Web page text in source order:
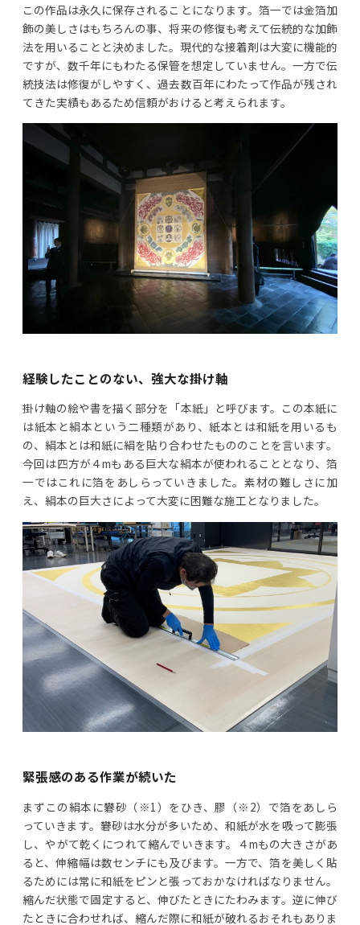
この作品は永久に保存されることになります。箔一では金箔加
飾の美しさはもちろんの事、将来の修復も考えて伝統的な加飾
法を用いることと決めました。現代的な接着剤は大変に機能的
ですが、数千年にもわたる保管を想定していません。一方で伝
統技法は修復がしやすく、過去数百年にわたって作品が残され
てきた実績もあるため信頼がおけると考えられます。
経験したことのない、強大な掛け軸
掛け軸の絵や書を描く部分を「本紙」と呼びます。この本紙に
は紙本と絹本という二種類があり、紙本とは和紙を用いるも
の、絹本とは和紙に絹を貼り合わせたもののことを言います。
今回は四方が４mもある巨大な絹本が使われることとなり、箔
一ではこれに箔をあしらっていきました。素材の難しさに加
え、絹本の巨大さによって大変に困難な施工となりました。
緊張感のある作業が続いた
まずこの絹本に礬砂（※1）をひき、膠（※2）で箔をあしら
っていきます。礬砂は水分が多いため、和紙が水を吸って膨張
し、やがて乾くにつれて縮んでいきます。４mもの大きさがあ
ると、伸縮幅は数センチにも及びます。一方で、箔を美しく貼
るためには常に和紙をピンと張っておかなければなりません。
縮んだ状態で固定すると、伸びたときにたわみます。逆に伸び
たときに合わせれば、縮んだ際に和紙が破れるおそれもありま